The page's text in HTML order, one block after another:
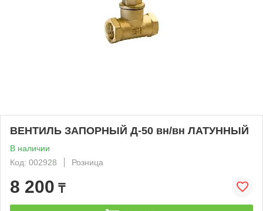
ВЕНТИЛЬ ЗАПОРНЫЙ Д-50 вн/вн ЛАТУННЫЙ
В наличии
Код: 002928
Розница
8 200 ₸